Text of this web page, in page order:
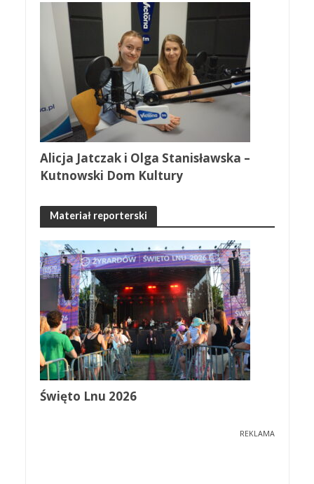
Alicja Jatczak i Olga Stanisławska –
Kutnowski Dom Kultury
Materiał reporterski
Święto Lnu 2026
REKLAMA